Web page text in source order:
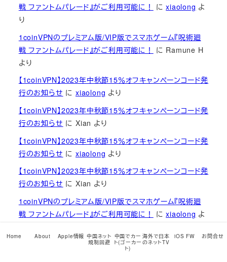
戦 ファントムパレード』がご利用可能に！
にxiaolong よ
り
1coinVPNのプレミアム版/VIP版でスマホゲーム『呪術廻
戦 ファントムパレード』がご利用可能に！
に Ramune H
より
【1coinVPN】2023年中秋節15％オフキャンペーンコード発
行のお知らせ にxiaolong より
【1coinVPN】2023年中秋節15％オフキャンペーンコード発
行のお知らせ にXian より
【1coinVPN】2023年中秋節15％オフキャンペーンコード発
行のお知らせ にxiaolong より
【1coinVPN】2023年中秋節15％オフキャンペーンコード発
行のお知らせ にXian より
1coinVPNのプレミアム版/VIP版でスマホゲーム『呪術廻
戦 ファントムパレード』がご利用可能に！
にxiaolong よ
1coinVPNのプレミアム版/VIP版でスマホゲーム『呪術廻
Home About Apple情報 中国ネット
規制回避
中国でカー
ト(ゴーカー
ト)
海外で日本
のネットTV
iOS FW お問合せ